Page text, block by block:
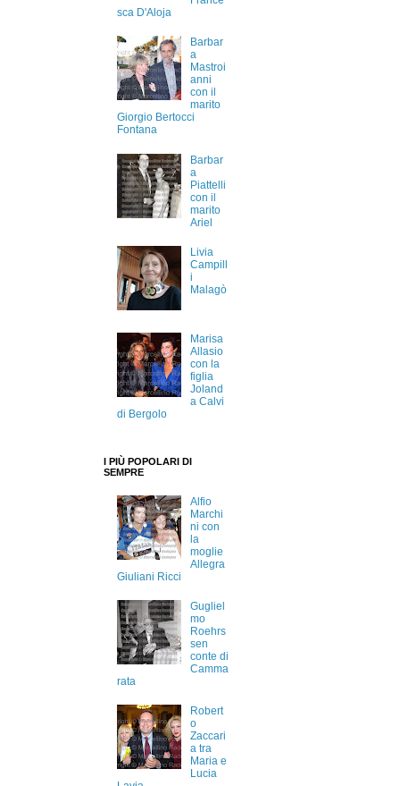
sca D'Aloja
Barbar
a
Mastroi
anni
con il
marito
Giorgio Bertocci
Fontana
Barbar
a
Piattelli
con il
marito
Ariel
Livia
Campill
i
Malagò
Marisa
Allasio
con la
figlia
Joland
a Calvi
di Bergolo
I PIÙ POPOLARI DI
SEMPRE
Alfio
Marchi
ni con
la
moglie
Allegra
Giuliani Ricci
Gugliel
mo
Roehrs
sen
conte di
Camma
rata
Robert
o
Zaccari
a tra
Maria e
Lucia